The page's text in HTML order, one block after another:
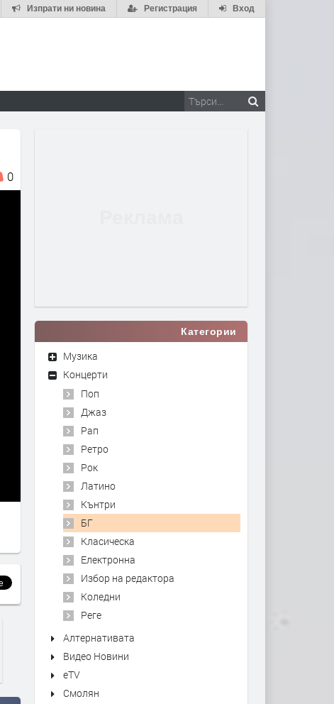
Вход
Регистрация
Изпрати ни новина
0
Категории
Музика
Концерти
Поп
Джаз
Рап
Ретро
Рок
Латино
Кънтри
БГ
Класическа
Електронна
Избор на редактора
Коледни
Реге
Алтернативата
Видео Новини
eTV
Смолян